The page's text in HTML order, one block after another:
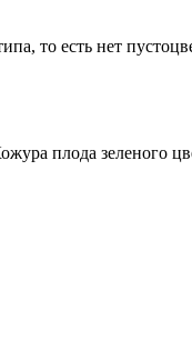
то есть нет
плода зеленого